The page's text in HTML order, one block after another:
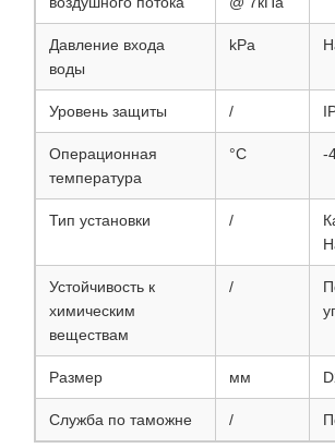
Давление входа
воды
kPa
Уровень защиты /
Операционная
температура
°C -
Тип установки /
Устойчивость к
химическим
веществам
/
Размер мм
Служба по таможне /